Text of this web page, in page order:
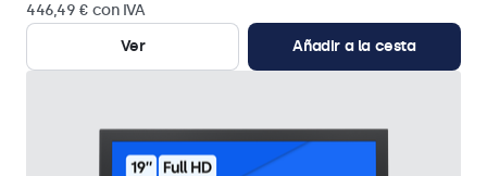
446,49 € con IVA
Ver
Añadir a la cesta